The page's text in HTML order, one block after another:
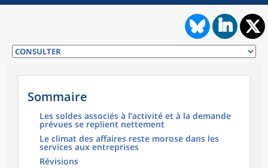
Sommaire
Les soldes associés à l’activité et à la demande
prévues se replient nettement
Le climat des affaires reste morose dans les
services aux entreprises
Révisions